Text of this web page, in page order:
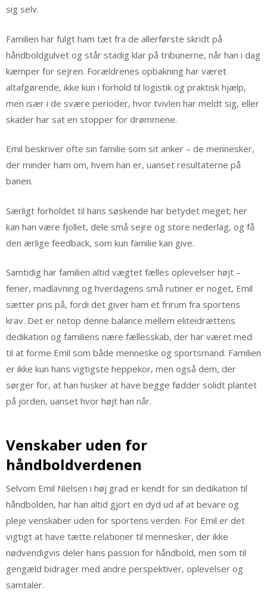
sig selv.
Familien har fulgt ham tæt fra de allerførste skridt på
håndboldgulvet og står stadig klar på tribunerne, når han i dag
kæmper for sejren. Forældrenes opbakning har været
altafgørende, ikke kun i forhold til logistik og praktisk hjælp,
men især i de svære perioder, hvor tvivlen har meldt sig, eller
skader har sat en stopper for drømmene.
Emil beskriver ofte sin familie som sit anker – de mennesker,
der minder ham om, hvem han er, uanset resultaterne på
banen.
Særligt forholdet til hans søskende har betydet meget; her
kan han være fjollet, dele små sejre og store nederlag, og få
den ærlige feedback, som kun familie kan give.
Samtidig har familien altid vægtet fælles oplevelser højt –
ferier, madlavning og hverdagens små rutiner er noget, Emil
sætter pris på, fordi det giver ham et frirum fra sportens
krav. Det er netop denne balance mellem eliteidrættens
dedikation og familiens nære fællesskab, der har været med
til at forme Emil som både menneske og sportsmand. Familien
er ikke kun hans vigtigste heppekor, men også dem, der
sørger for, at han husker at have begge fødder solidt plantet
på jorden, uanset hvor højt han når.
Venskaber uden for
håndboldverdenen
Selvom Emil Nielsen i høj grad er kendt for sin dedikation til
håndbolden, har han altid gjort en dyd ud af at bevare og
pleje venskaber uden for sportens verden. For Emil er det
vigtigt at have tætte relationer til mennesker, der ikke
nødvendigvis deler hans passion for håndbold, men som til
gengæld bidrager med andre perspektiver, oplevelser og
samtaler.